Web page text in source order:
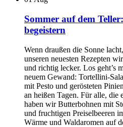
Sommer auf dem
begeistern
Wenn draußen die Sonne
unseren neuesten Rezepten
und richtig lecker. Los geht’s
neuem Gewand: Tortellini-
mit Pesto und gerösteten
an heißen Tagen. Für alle, die
haben wir Butterbohnen mit
und fruchtigen Preiselbeeren
Wärme und Waldaromen auf